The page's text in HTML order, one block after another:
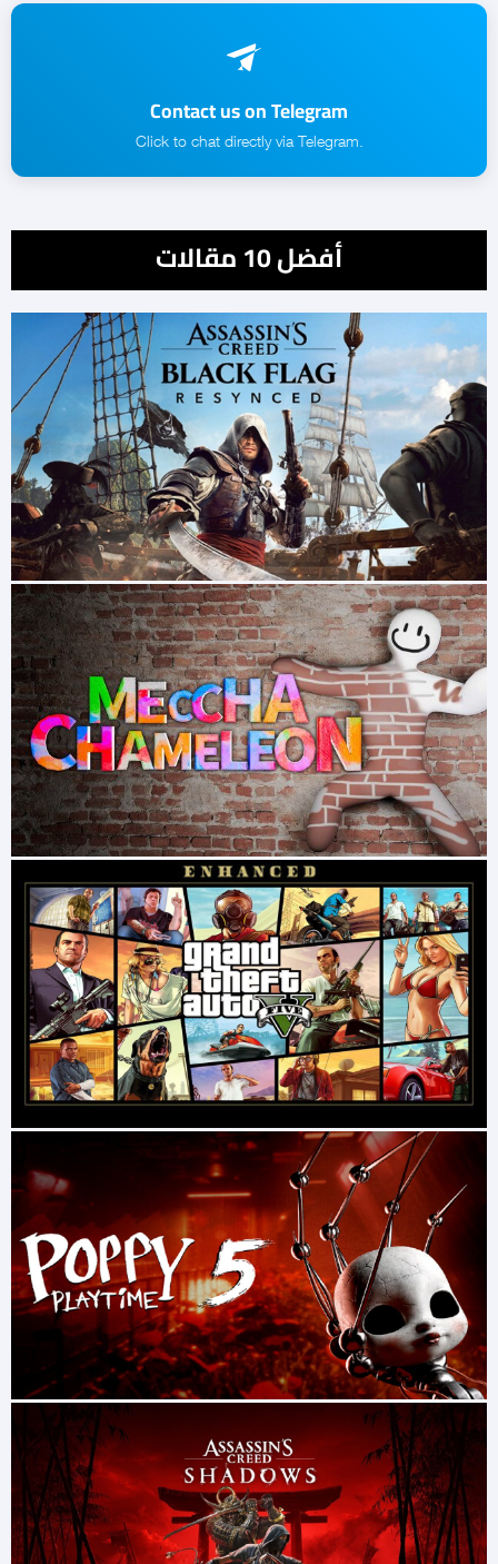
Contact us on Telegram
.Click to chat directly via Telegram
أفضل 10 مقالات